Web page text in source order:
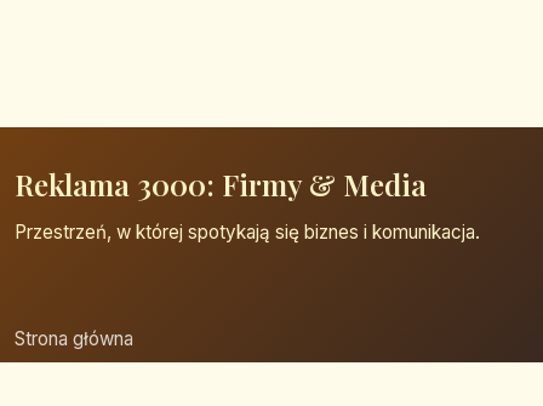
Reklama 3000: Firmy & Media
Przestrzeń, w której spotykają się biznes i komunikacja.
Strona główna